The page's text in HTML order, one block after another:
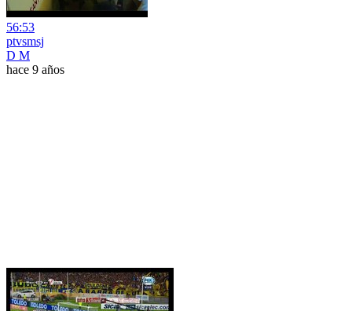
56:53
ptvsmsj
D M
hace 9 años